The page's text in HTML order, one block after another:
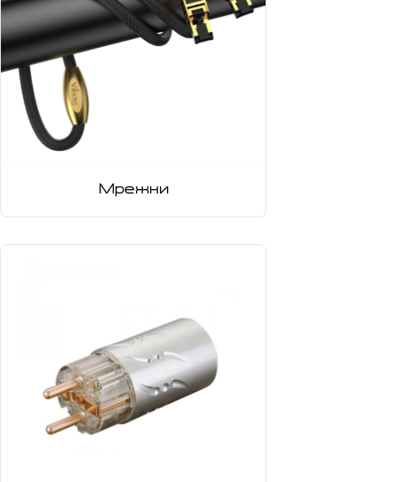
Мрежни